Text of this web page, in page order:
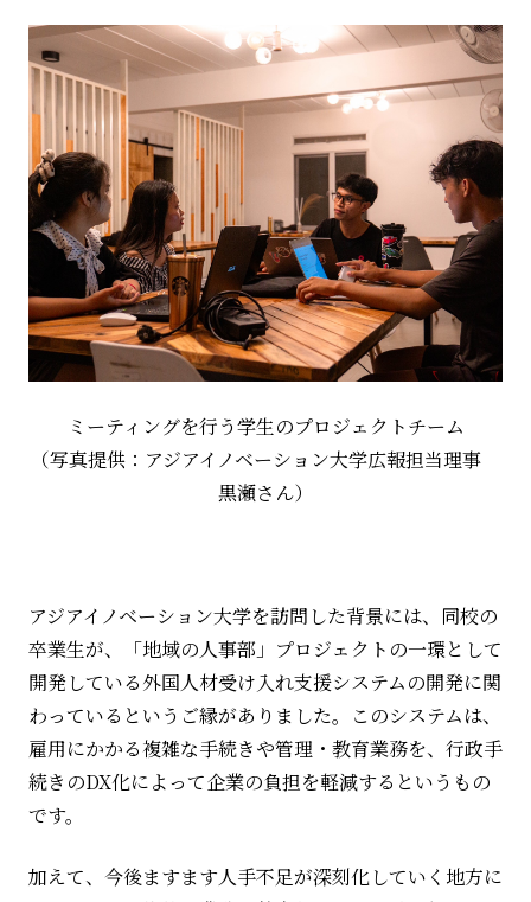
ミーティングを行う学生のプロジェクトチーム
（写真提供：アジアイノベーション大学広報担当理事
黒瀬さん）
アジアイノベーション大学を訪問した背景には、同校の
卒業生が、「地域の人事部」プロジェクトの一環として
開発している外国人材受け入れ支援システムの開発に関
わっているというご縁がありました。このシステムは、
雇用にかかる複雑な手続きや管理・教育業務を、行政手
続きのDX化によって企業の負担を軽減するというもの
です。
加えて、今後ますます人手不足が深刻化していく地方に